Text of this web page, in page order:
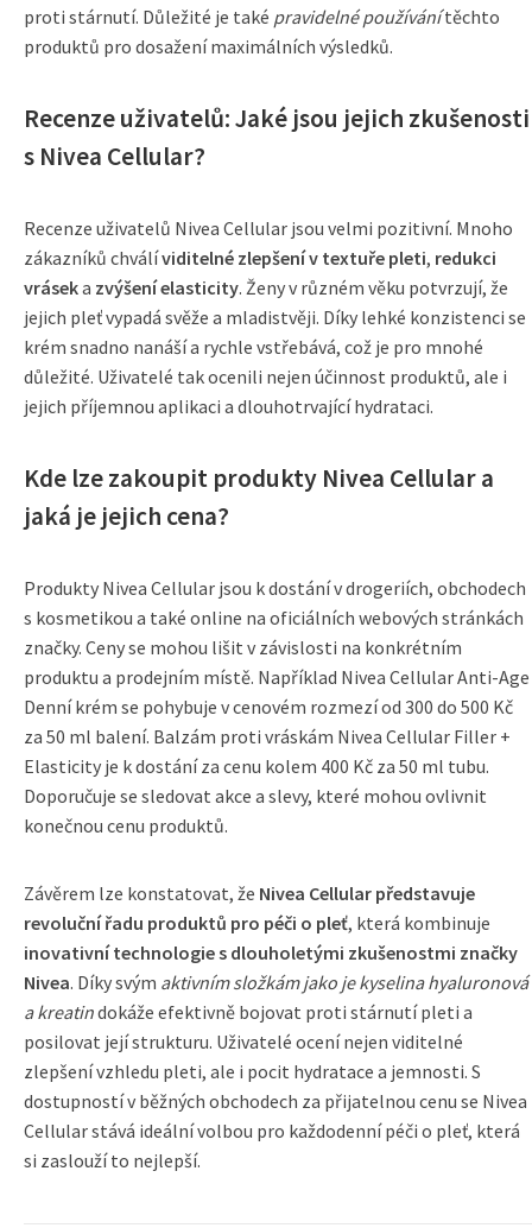
proti stárnutí. Důležité je také pravidelné používánítěchto
produktů pro dosažení maximálních výsledků.
Recenze uživatelů: Jaké jsou jejich zkušenosti
s Nivea Cellular?
Recenze uživatelů Nivea Cellular jsou velmi pozitivní. Mnoho
zákazníků chválíviditelné zlepšení v textuře pleti, redukci
vráseka zvýšení elasticity. Ženy v různém věku potvrzují, že
jejich pleť vypadá svěže a mladistvěji. Díky lehké konzistenci se
krém snadno nanáší a rychle vstřebává, což je pro mnohé
důležité. Uživatelé tak ocenili nejen účinnost produktů, ale i
jejich příjemnou aplikaci a dlouhotrvající hydrataci.
Kde lze zakoupit produkty Nivea Cellular a
jaká je jejich cena?
Produkty Nivea Cellular jsou k dostání v drogeriích, obchodech
s kosmetikou a také online na oficiálních webových stránkách
značky. Ceny se mohou lišit v závislosti na konkrétním
produktu a prodejním místě. Například Nivea Cellular Anti-Age
Denní krém se pohybuje v cenovém rozmezí od 300 do 500 Kč
za 50 ml balení. Balzám proti vráskám Nivea Cellular Filler +
Elasticity je k dostání za cenu kolem 400 Kč za 50 ml tubu.
Doporučuje se sledovat akce a slevy, které mohou ovlivnit
konečnou cenu produktů.
Závěrem lze konstatovat, že Nivea Cellular představuje
revoluční řadu produktů pro péči o pleť, která kombinuje
inovativní technologie s dlouholetými zkušenostmi značky
Nivea. Díky svým aktivním složkám jako je kyselina hyaluronová
a kreatindokáže efektivně bojovat proti stárnutí pleti a
posilovat její strukturu. Uživatelé ocení nejen viditelné
zlepšení vzhledu pleti, ale i pocit hydratace a jemnosti. S
dostupností v běžných obchodech za přijatelnou cenu se Nivea
Cellular stává ideální volbou pro každodenní péči o pleť, která
si zaslouží to nejlepší.